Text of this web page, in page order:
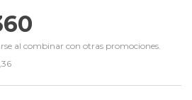
al combinar con otras promociones.